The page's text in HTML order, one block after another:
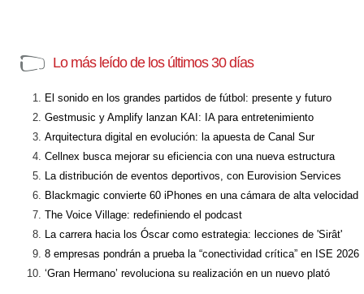
Lo más leído de los últimos 30 días
El sonido en los grandes partidos de fútbol: presente y futuro
Gestmusic y Amplify lanzan KAI: IA para entretenimiento
Arquitectura digital en evolución: la apuesta de Canal Sur
Cellnex busca mejorar su eficiencia con una nueva estructura
La distribución de eventos deportivos, con Eurovision Services
Blackmagic convierte 60 iPhones en una cámara de alta velocidad
The Voice Village: redefiniendo el podcast
La carrera hacia los Óscar como estrategia: lecciones de 'Sirât'
8 empresas pondrán a prueba la “conectividad crítica” en ISE 2026
‘Gran Hermano’ revoluciona su realización en un nuevo plató